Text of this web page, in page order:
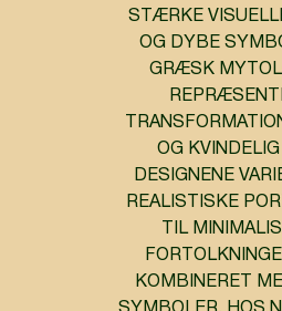
STÆRKE
OG DYBE
GRÆSK
OG
DESIGNENE
REALISTISKE
TIL
KOMBINERET